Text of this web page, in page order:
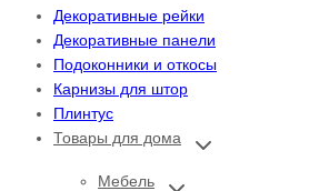
Декоративные рейки
Декоративные панели
Подоконники и откосы
Карнизы для штор
Плинтус
Товары для дома
Переключить
дочернее
Мебель
Переключить